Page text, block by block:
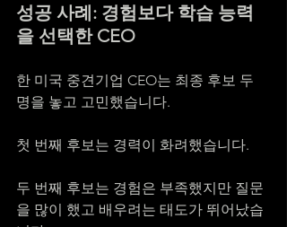
성공 사례: 경험보다 학습 능력
을 선택한 CEO
한 미국 중견기업 CEO는 최종 후보 두
명을 놓고 고민했습니다.
첫 번째 후보는 경력이 화려했습니다.
두 번째 후보는 경험은 부족했지만 질문
을 많이 했고 배우려는 태도가 뛰어났습